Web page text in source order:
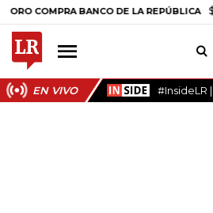
BANCO DE LA REPÚBLICA $
EN VIVO #InsideLR